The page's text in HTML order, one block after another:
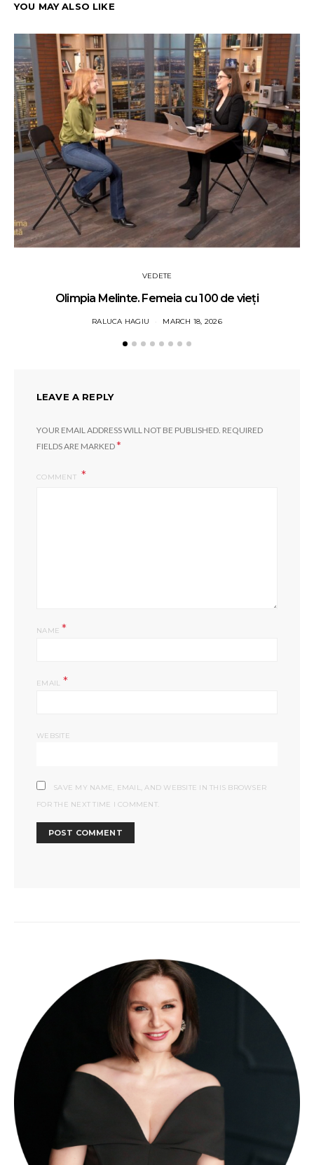
YOU MAY ALSO LIKE
VEDETE
Olimpia Melinte. Femeia cu 100 de vieți
RALUCA HAGIU MARCH 18, 2026
LEAVE A REPLY
YOUR EMAIL ADDRESS WILL NOT BE PUBLISHED. REQUIRED
FIELDS ARE MARKED*
COMMENT
NAME*
EMAIL *
WEBSITE
SAVE MY NAME, EMAIL, AND WEBSITE IN THIS BROWSER
FOR THE NEXT TIME I COMMENT.